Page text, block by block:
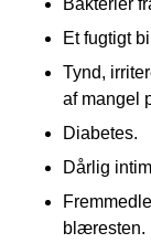
Et fugtigt
Tynd,
af mangel
Diabetes.
Dårlig
blæresten.